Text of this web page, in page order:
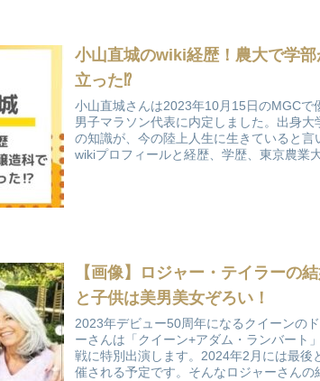
小山直城のwiki経歴！農大で学
立った⁉︎
小山直城さんは2023年10月15日のMGCで
男子マラソン代表に内定しました。出身
の知識が、今の陸上人生に生きていると
wikiプロフィールと経歴、学歴、東京農業
【画像】ロジャー・テイラーの
と子供は美男美女ぞろい！
2023年デビュー50周年になるクイーンの
ーさんは「クイーン+アダム・ランバート
戦に特別出演します。2024年2月には最後
催される予定です。そんなロジャーさんの